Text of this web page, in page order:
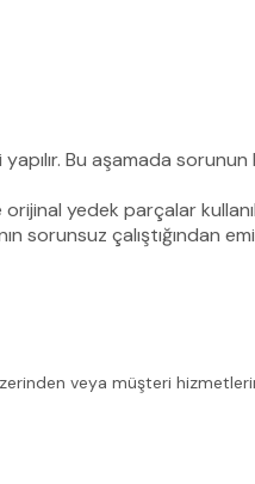
Bu aşamada
yedek parçalar
sorunsuz çalıştığından
veya müşteri